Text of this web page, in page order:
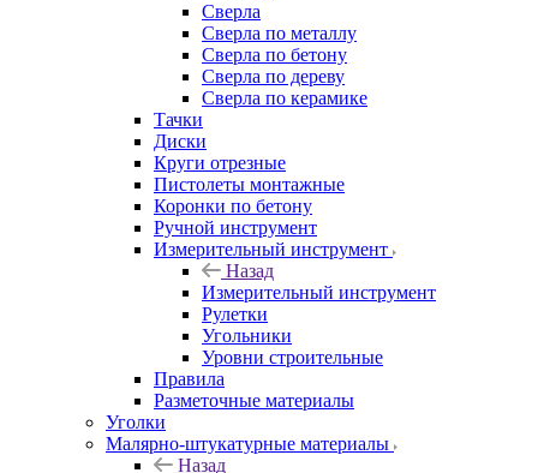
Сверла
Сверла по металлу
Сверла по бетону
Сверла по дереву
Сверла по керамике
Тачки
Диски
Круги отрезные
Пистолеты монтажные
Коронки по бетону
Ручной инструмент
Измерительный инструмент
Назад
Измерительный инструмент
Рулетки
Угольники
Уровни строительные
Правила
Разметочные материалы
Уголки
Малярно-штукатурные материалы
Назад